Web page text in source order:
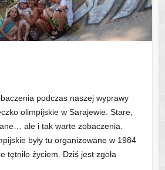
podczas naszej wyprawy
olimpijskie w Sarajewie. Stare,
ale i tak warte zobaczenia.
były tu organizowane w 1984
tętniło życiem. Dziś jest zgoła